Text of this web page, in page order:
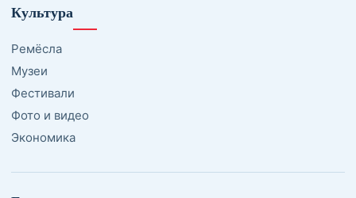
Культура
Ремёсла
Музеи
Фестивали
Фото и видео
Экономика